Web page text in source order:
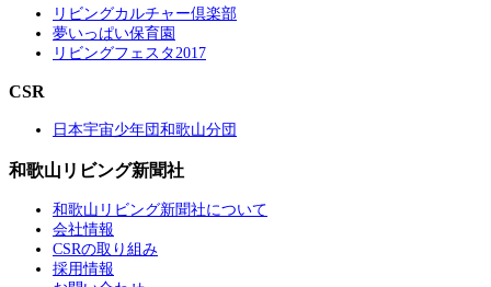
リビングカルチャー倶楽部
夢いっぱい保育園
リビングフェスタ2017
CSR
日本宇宙少年団和歌山分団
和歌山リビング新聞社
和歌山リビング新聞社について
会社情報
CSRの取り組み
採用情報